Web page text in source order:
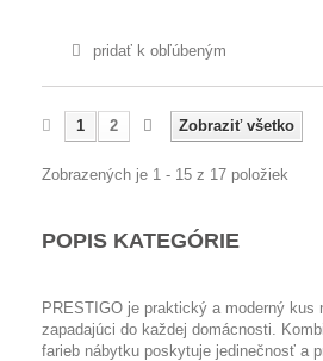
pridať k obľúbeným
Zobraziť všetko
1 2
Zobrazených je 1 - 15 z 17 položiek
POPIS KATEGÓRIE
PRESTIGO je praktický a moderný kus
zapadajúci do každej domácnosti.
farieb nábytku poskytuje jedinečnosť a